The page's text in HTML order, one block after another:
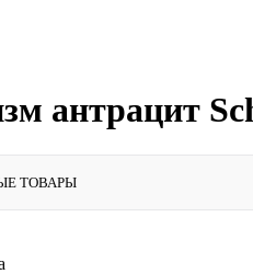
антрацит
ТОВАРЫ